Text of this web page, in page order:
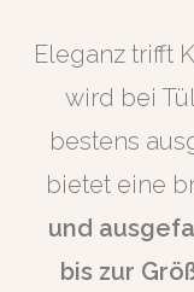
Eleganz trifft
wird bei
bestens
bietet eine
und
bis zur